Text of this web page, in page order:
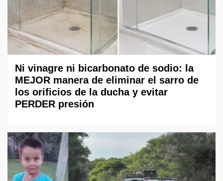
Ni vinagre ni bicarbonato de sodio: la
MEJOR manera de eliminar el sarro de
los orificios de la ducha y evitar
PERDER presión